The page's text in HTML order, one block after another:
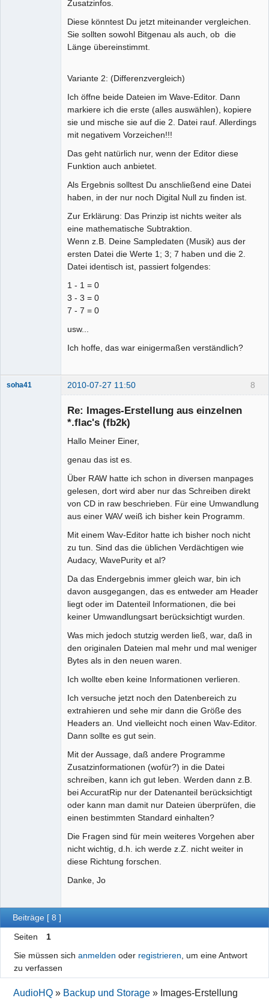
Zusatzinfos.
Diese könntest Du jetzt miteinander vergleichen.
Sie sollten sowohl Bitgenau als auch, ob die
Länge übereinstimmt.
Variante 2: (Differenzvergleich)
Ich öffne beide Dateien im Wave-Editor. Dann
markiere ich die erste (alles auswählen), kopiere
sie und mische sie auf die 2. Datei rauf. Allerdings
mit negativem Vorzeichen!!!
Das geht natürlich nur, wenn der Editor diese
Funktion auch anbietet.
Als Ergebnis solltest Du anschließend eine Datei
haben, in der nur noch Digital Null zu finden ist.
Zur Erklärung: Das Prinzip ist nichts weiter als
eine mathematische Subtraktion.
Wenn z.B. Deine Sampledaten (Musik) aus der
ersten Datei die Werte 1; 3; 7 haben und die 2.
Datei identisch ist, passiert folgendes:
1 - 1 = 0
3 - 3 = 0
7 - 7 = 0
usw...
Ich hoffe, das war einigermaßen verständlich?
8
soha41 2010-07-27 11:50
Re: Images-Erstellung aus einzelnen
*.flac's (fb2k)
Hallo Meiner Einer,
genau das ist es.
Über RAW hatte ich schon in diversen manpages
gelesen, dort wird aber nur das Schreiben direkt
von CD in raw beschrieben. Für eine Umwandlung
aus einer WAV weiß ich bisher kein Programm.
Mit einem Wav-Editor hatte ich bisher noch nicht
zu tun. Sind das die üblichen Verdächtigen wie
Audacy, WavePurity et al?
Da das Endergebnis immer gleich war, bin ich
davon ausgegangen, das es entweder am Header
liegt oder im Datenteil Informationen, die bei
keiner Umwandlungsart berücksichtigt wurden.
Was mich jedoch stutzig werden ließ, war, daß in
den originalen Dateien mal mehr und mal weniger
Bytes als in den neuen waren.
Ich wollte eben keine Informationen verlieren.
Ich versuche jetzt noch den Datenbereich zu
extrahieren und sehe mir dann die Größe des
Headers an. Und vielleicht noch einen Wav-Editor.
Dann sollte es gut sein.
Mit der Aussage, daß andere Programme
Zusatzinformationen (wofür?) in die Datei
schreiben, kann ich gut leben. Werden dann z.B.
bei AccuratRip nur der Datenanteil berücksichtigt
oder kann man damit nur Dateien überprüfen, die
einen bestimmten Standard einhalten?
Die Fragen sind für mein weiteres Vorgehen aber
nicht wichtig, d.h. ich werde z.Z. nicht weiter in
diese Richtung forschen.
Danke, Jo
Beiträge [ 8 ]
Seiten
1
Sie müssen sich anmelden oder registrieren, um eine Antwort
zu verfassen
AudioHQ » Backup und Storage » Images-Erstellung